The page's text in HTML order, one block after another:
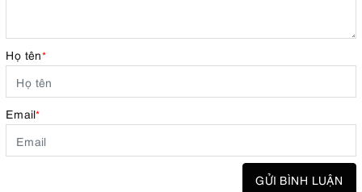
Họ tên*
Email*
GỬI BÌNH LUẬN